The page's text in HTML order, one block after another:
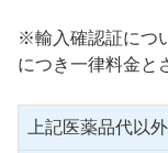
※輸入確認証につ
につき一律料金と
上記医薬品代以